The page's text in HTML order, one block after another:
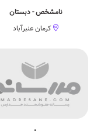
نامشخص - دبستان
کرمان عنبرآباد